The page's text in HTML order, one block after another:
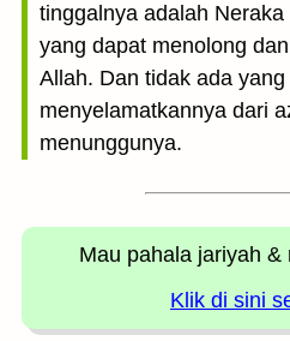
tinggalnya adalah
yang dapat menolong
Allah. Dan tidak ada
menyelamatkannya dari
menunggunya.
Mau pahala jariyah &
Klik di sini